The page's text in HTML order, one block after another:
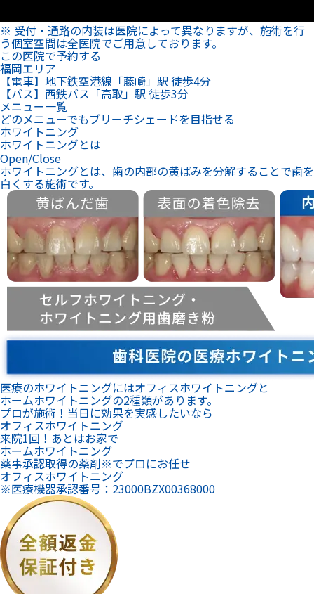
医療のホワイトニングにはオフィスホワイトニングと
ホームホワイトニングの2種類があります。
プロが施術！当日に効果を実感したいなら
オフィスホワイトニング
来院1回！あとはお家で
ホームホワイトニング
薬事承認取得の薬剤※でプロにお任せ
オフィスホワイトニング
※医療機器承認番号：23000BZX00368000
1日で白さの実感が期待できる
オフィスホワイトニング プロ
19,900円（税込）
こんな方におすすめ
お試しで受けてみたい方
照射回数
10分×1回
施術範囲
前歯12本
シミ止め・仕上げ磨き
なし